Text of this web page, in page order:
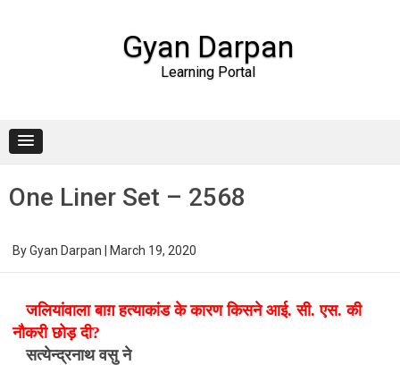
Gyan Darpan
Learning Portal
One Liner Set – 2568
ByGyan Darpan March 19, 2020
जलियांवाला बाग़ हत्याकांड के कारण किसने आई. सी. एस. की
नौकरी छोड़ दी?
सत्येन्द्रनाथ वसु ने